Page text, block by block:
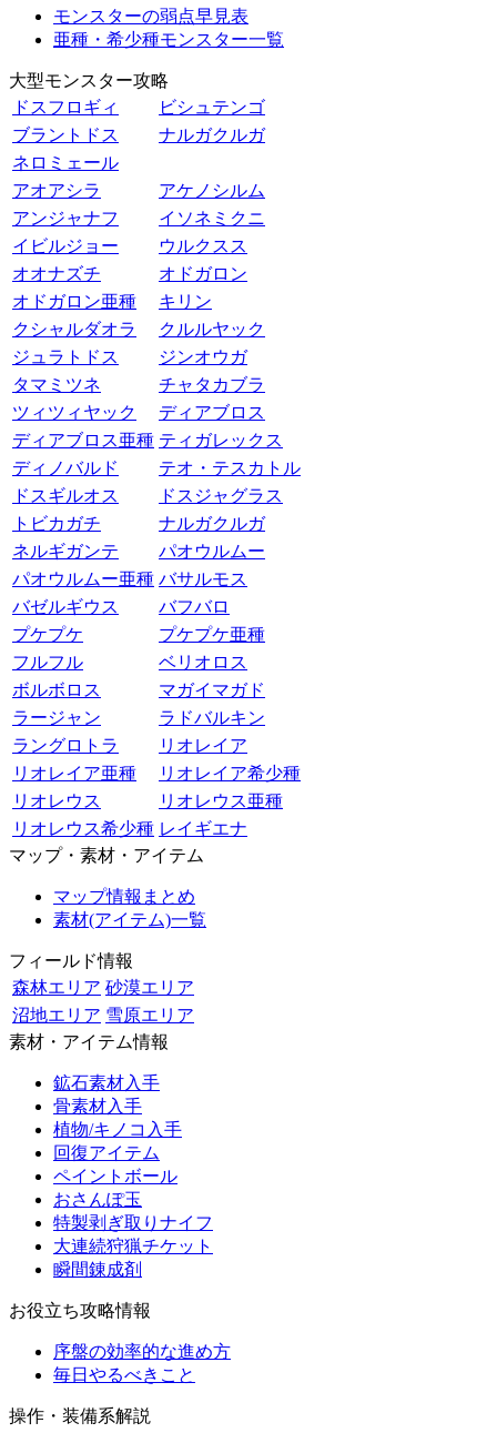
モンスターの弱点早見表
亜種・希少種モンスター一覧
大型モンスター攻略
ドスフロギィ
ビシュテンゴ
ブラントドス
ナルガクルガ
ネロミェール
アオアシラ
アケノシルム
アンジャナフ
イソネミクニ
イビルジョー
ウルクスス
オオナズチ
オドガロン
オドガロン亜種
キリン
クシャルダオラ
クルルヤック
ジュラトドス
ジンオウガ
タマミツネ
チャタカブラ
ツィツィヤック
ディアブロス
ディアブロス亜種 ティガレックス
ディノバルド
テオ・テスカトル
ドスギルオス
ドスジャグラス
トビカガチ
ナルガクルガ
ネルギガンテ
パオウルムー
パオウルムー亜種 バサルモス
バゼルギウス
バフバロ
プケプケ
プケプケ亜種
フルフル
ベリオロス
ボルボロス
マガイマガド
ラージャン
ラドバルキン
ラングロトラ
リオレイア
リオレイア亜種
リオレイア希少種
リオレウス
リオレウス亜種
リオレウス希少種 レイギエナ
マップ・素材・アイテム
マップ情報まとめ
素材(アイテム)一覧
フィールド情報
森林エリア 砂漠エリア
沼地エリア 雪原エリア
素材・アイテム情報
鉱石素材入手
骨素材入手
植物/キノコ入手
回復アイテム
ペイントボール
おさんぽ玉
特製剥ぎ取りナイフ
大連続狩猟チケット
瞬間錬成剤
お役立ち攻略情報
序盤の効率的な進め方
毎日やるべきこと
操作・装備系解説